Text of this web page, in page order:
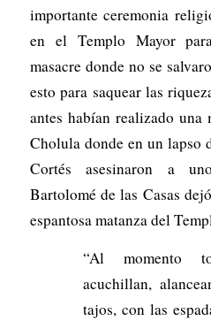
importante ceremonia
en el Templo Mayor
masacre donde no se
esto para saquear las
antes habían realizado una
Cholula donde en un lapso
Cortés asesinaron a
Bartolomé de las Casas
espantosa matanza del
“Al momento
acuchillan,
tajos, con las